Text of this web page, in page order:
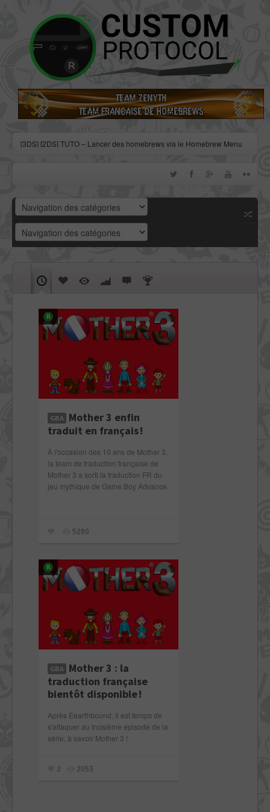
[3DS] [2DS] TUTO – Lancer des homebrews via le Homebrew Menu
[3DS] [2DS] TUTO - Utiliser l’exploit BannerBomb3 pour obtenir un
[3DS] [2DS] TUTO – Obtenir sa clé « movable.sed » de chiffrage
DSiWare via Seedminer
[Vita] Firmware 3.71 : et un nouveau firmware inutile, un !
GBA Mother 3 enfin
traduit en français !
À l'occasion des 10 ans de Mother 3,
la team de traduction française de
Mother 3 a sorti la traduction FR du
jeu mythique de Game Boy Advance.
5280
GBA Mother 3 : la
traduction française
bientôt disponible !
Après Eearthbound, il est temps de
s'attaquer au troisième épisode de la
série, à savoir Mother 3 !
2 2053